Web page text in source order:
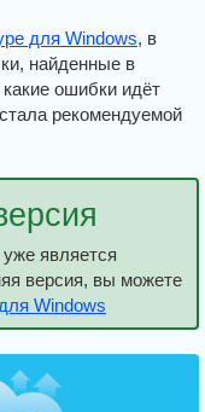
для Windows, в
найденные в
ошибки идёт
рекомендуемой
является
версия, вы можете
Windows